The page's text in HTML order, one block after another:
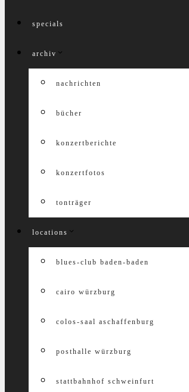
specials
archiv
nachrichten
bücher
konzertberichte
konzertfotos
tonträger
locations
blues-club baden-baden
cairo würzburg
colos-saal aschaffenburg
posthalle würzburg
stattbahnhof schweinfurt